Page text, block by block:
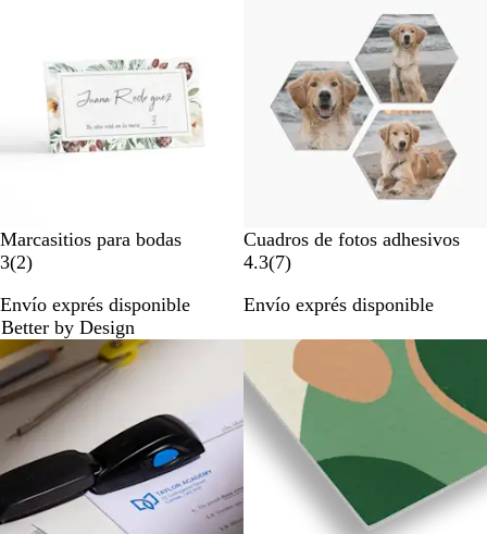
Marcasitios para bodas
3(22
e
s
e
ñ
a
s
)
Envío exprés disponible
Better by Design
Cuadros de fotos adhesivos
4.3(77
e
ñ
s
)
Envío exprés disponible